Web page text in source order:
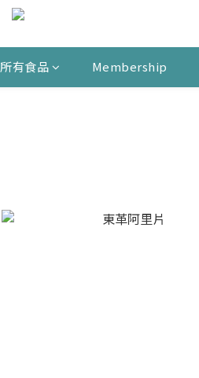
所有食品 Membership